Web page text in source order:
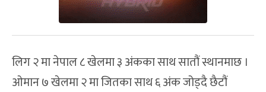
लिग २ मा नेपाल ८ खेलमा ३ अंकका साथ सातौं स्थानमाछ ।
ओमान ७ खेलमा २ मा जितका साथ ६ अंक जोड्दै छैटौं